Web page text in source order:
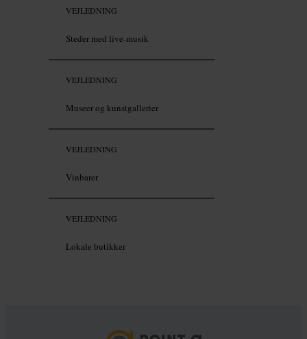
VEJLEDNING
Steder med live-musik
VEJLEDNING
Museer og kunstgallerier
VEJLEDNING
Vinbarer
VEJLEDNING
Lokale butikker